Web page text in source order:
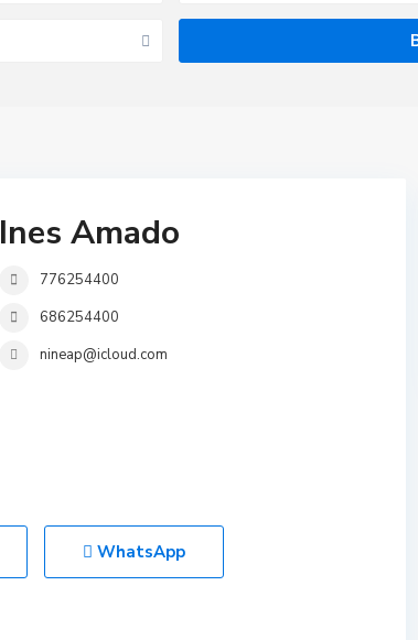
Ines Amado
776254400
686254400
nineap@icloud.com
WhatsApp